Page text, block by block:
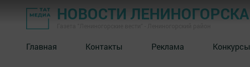
НОВОСТИ ЛЕНИНОГОРСКА
Главная Контакты Реклама Конкурсы